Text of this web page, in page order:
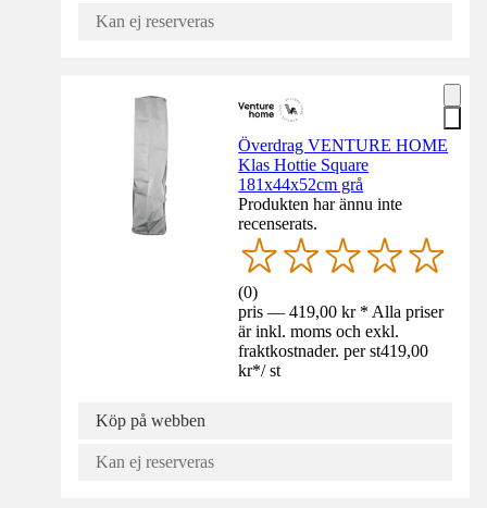
Kan ej reserveras
Överdrag VENTURE HOME
Klas Hottie Square
181x44x52cm grå
Produkten har ännu inte
recenserats.
(0)
pris — 419,00 kr * Alla priser
är inkl. moms och exkl.
fraktkostnader. per st419,00
kr*/ st
Köp på webben
Kan ej reserveras